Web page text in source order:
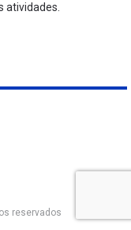
atividades.
reservados